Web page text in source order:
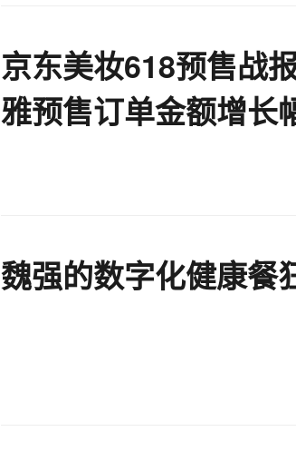
京东美妆618预售战
雅预售订单金额增长
魏强的数字化健康餐